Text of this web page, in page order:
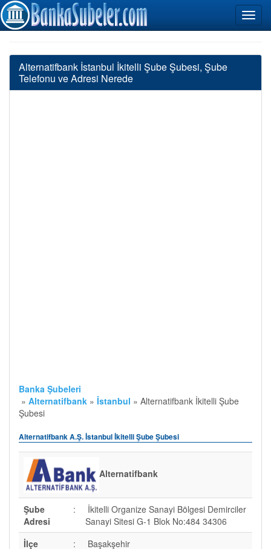
Alternatifbank İstanbul İkitelli Şube Şubesi, Şube
Telefonu ve Adresi Nerede
Banka Şubeleri
» Alternatifbank » İstanbul » Alternatifbank İkitelli Şube
Şubesi
Alternatifbank A.Ş. İstanbul İkitelli Şube Şubesi
Alternatifbank
Şube
Adresi
:
İkitelli Organize Sanayi Bölgesi Demirciler
Sanayi Sitesi G-1 Blok No:484 34306
İlçe
:
Başakşehir